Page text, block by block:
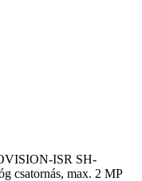
ISR SH-
csatornás, max. 2 MP